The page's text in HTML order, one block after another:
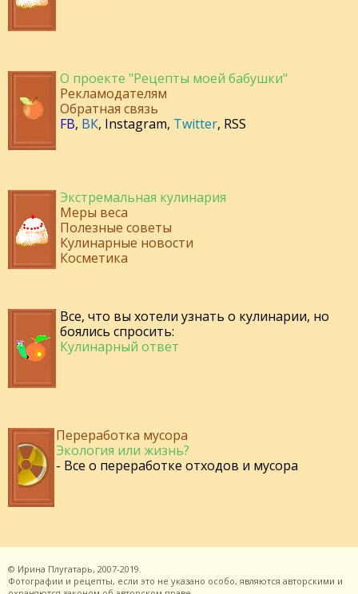
О проекте "Рецепты моей бабушки"
Рекламодателям
Обратная связь
FB, ВК, Instagram, Twitter, RSS
Экстремальная кулинария
Меры веса
Полезные советы
Кулинарные новости
Косметика
Все, что вы хотели узнать о кулинарии, но
боялись спросить:
Кулинарный ответ
Переработка мусора
Экология или жизнь?
- Все о переработке отходов и мусора
© Ирина Плугатарь, 2007-2019.
Фотографии и рецепты, если это не указано особо, являются авторскими и